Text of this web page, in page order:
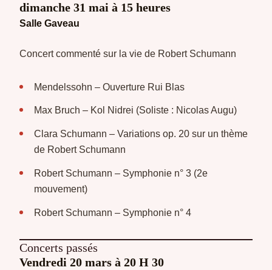
dimanche 31 mai à 15 heures
Salle Gaveau
Concert commenté sur la vie de Robert Schumann
Mendelssohn – Ouverture Rui Blas
Max Bruch – Kol Nidrei (Soliste : Nicolas Augu)
Clara Schumann – Variations op. 20 sur un thème
de Robert Schumann
Robert Schumann – Symphonie n° 3 (2e
mouvement)
Robert Schumann – Symphonie n° 4
Concerts passés
Vendredi 20 mars à 20 H 30